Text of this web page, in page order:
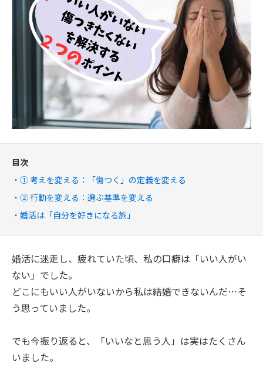
目次
① 考えを変える：「傷つく」の定義を変える
② 行動を変える：選ぶ基準を変える
婚活は「自分を好きになる旅」
婚活に迷走し、疲れていた頃、私の口癖は「いい人がい
ない」でした。
どこにもいい人がいないから私は結婚できないんだ…そ
う思っていました。
でも今振り返ると、「いいなと思う人」は実はたくさん
いました。